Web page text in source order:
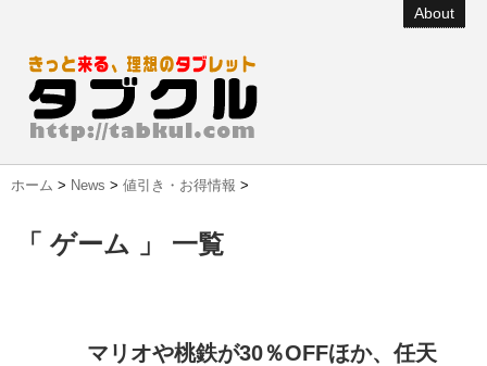
About
ホーム > News > 値引き・お得情報 >
「 ゲーム 」 一覧
マリオや桃鉄が30％OFFほか、任天